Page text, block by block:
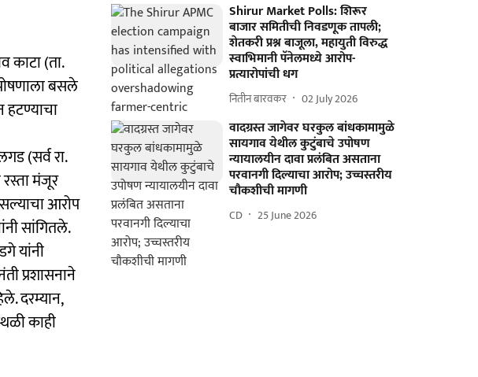
काटा (ता.
बसले
हटण्याचा
(सर्व रा.
मंजूर
आरोप
सांगितले.
यांनी
प्रशासनाने
दरम्यान,
काही
Shirur Market Polls: शिरूर
बाजार समितीची निवडणूक तापली;
शेतकरी प्रश्न बाजूला, महायुती विरुद्ध
स्वाभिमानी पॅनेलमध्ये आरोप-
प्रत्यारोपांची धग
नितीन बारवकर 02 July 2026
वादग्रस्त जागेवर घरकुल बांधकामामुळे
सायगाव येथील कुटुंबाचे उपोषण
न्यायालयीन दावा प्रलंबित असताना
परवानगी दिल्याचा आरोप; उच्चस्तरीय
चौकशीची मागणी
CD 25 June 2026